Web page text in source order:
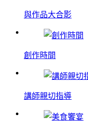
與作品大合影
創作時間
講師親切指導